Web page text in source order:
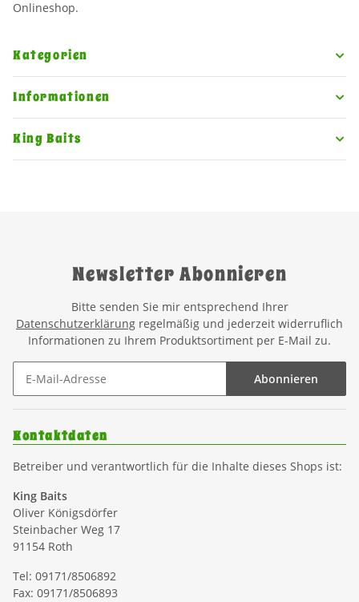
Onlineshop.
Kategorien
Informationen
King Baits
Newsletter Abonnieren
Bitte senden Sie mir entsprechend Ihrer
Datenschutzerklärung regelmäßig und jederzeit widerruflich
Informationen zu Ihrem Produktsortiment per E-Mail zu.
Abonnieren
Kontaktdaten
Betreiber und verantwortlich für die Inhalte dieses Shops ist:
King Baits
Oliver Königsdörfer
Steinbacher Weg 17
91154 Roth
Tel: 09171/8506892
Fax: 09171/8506893